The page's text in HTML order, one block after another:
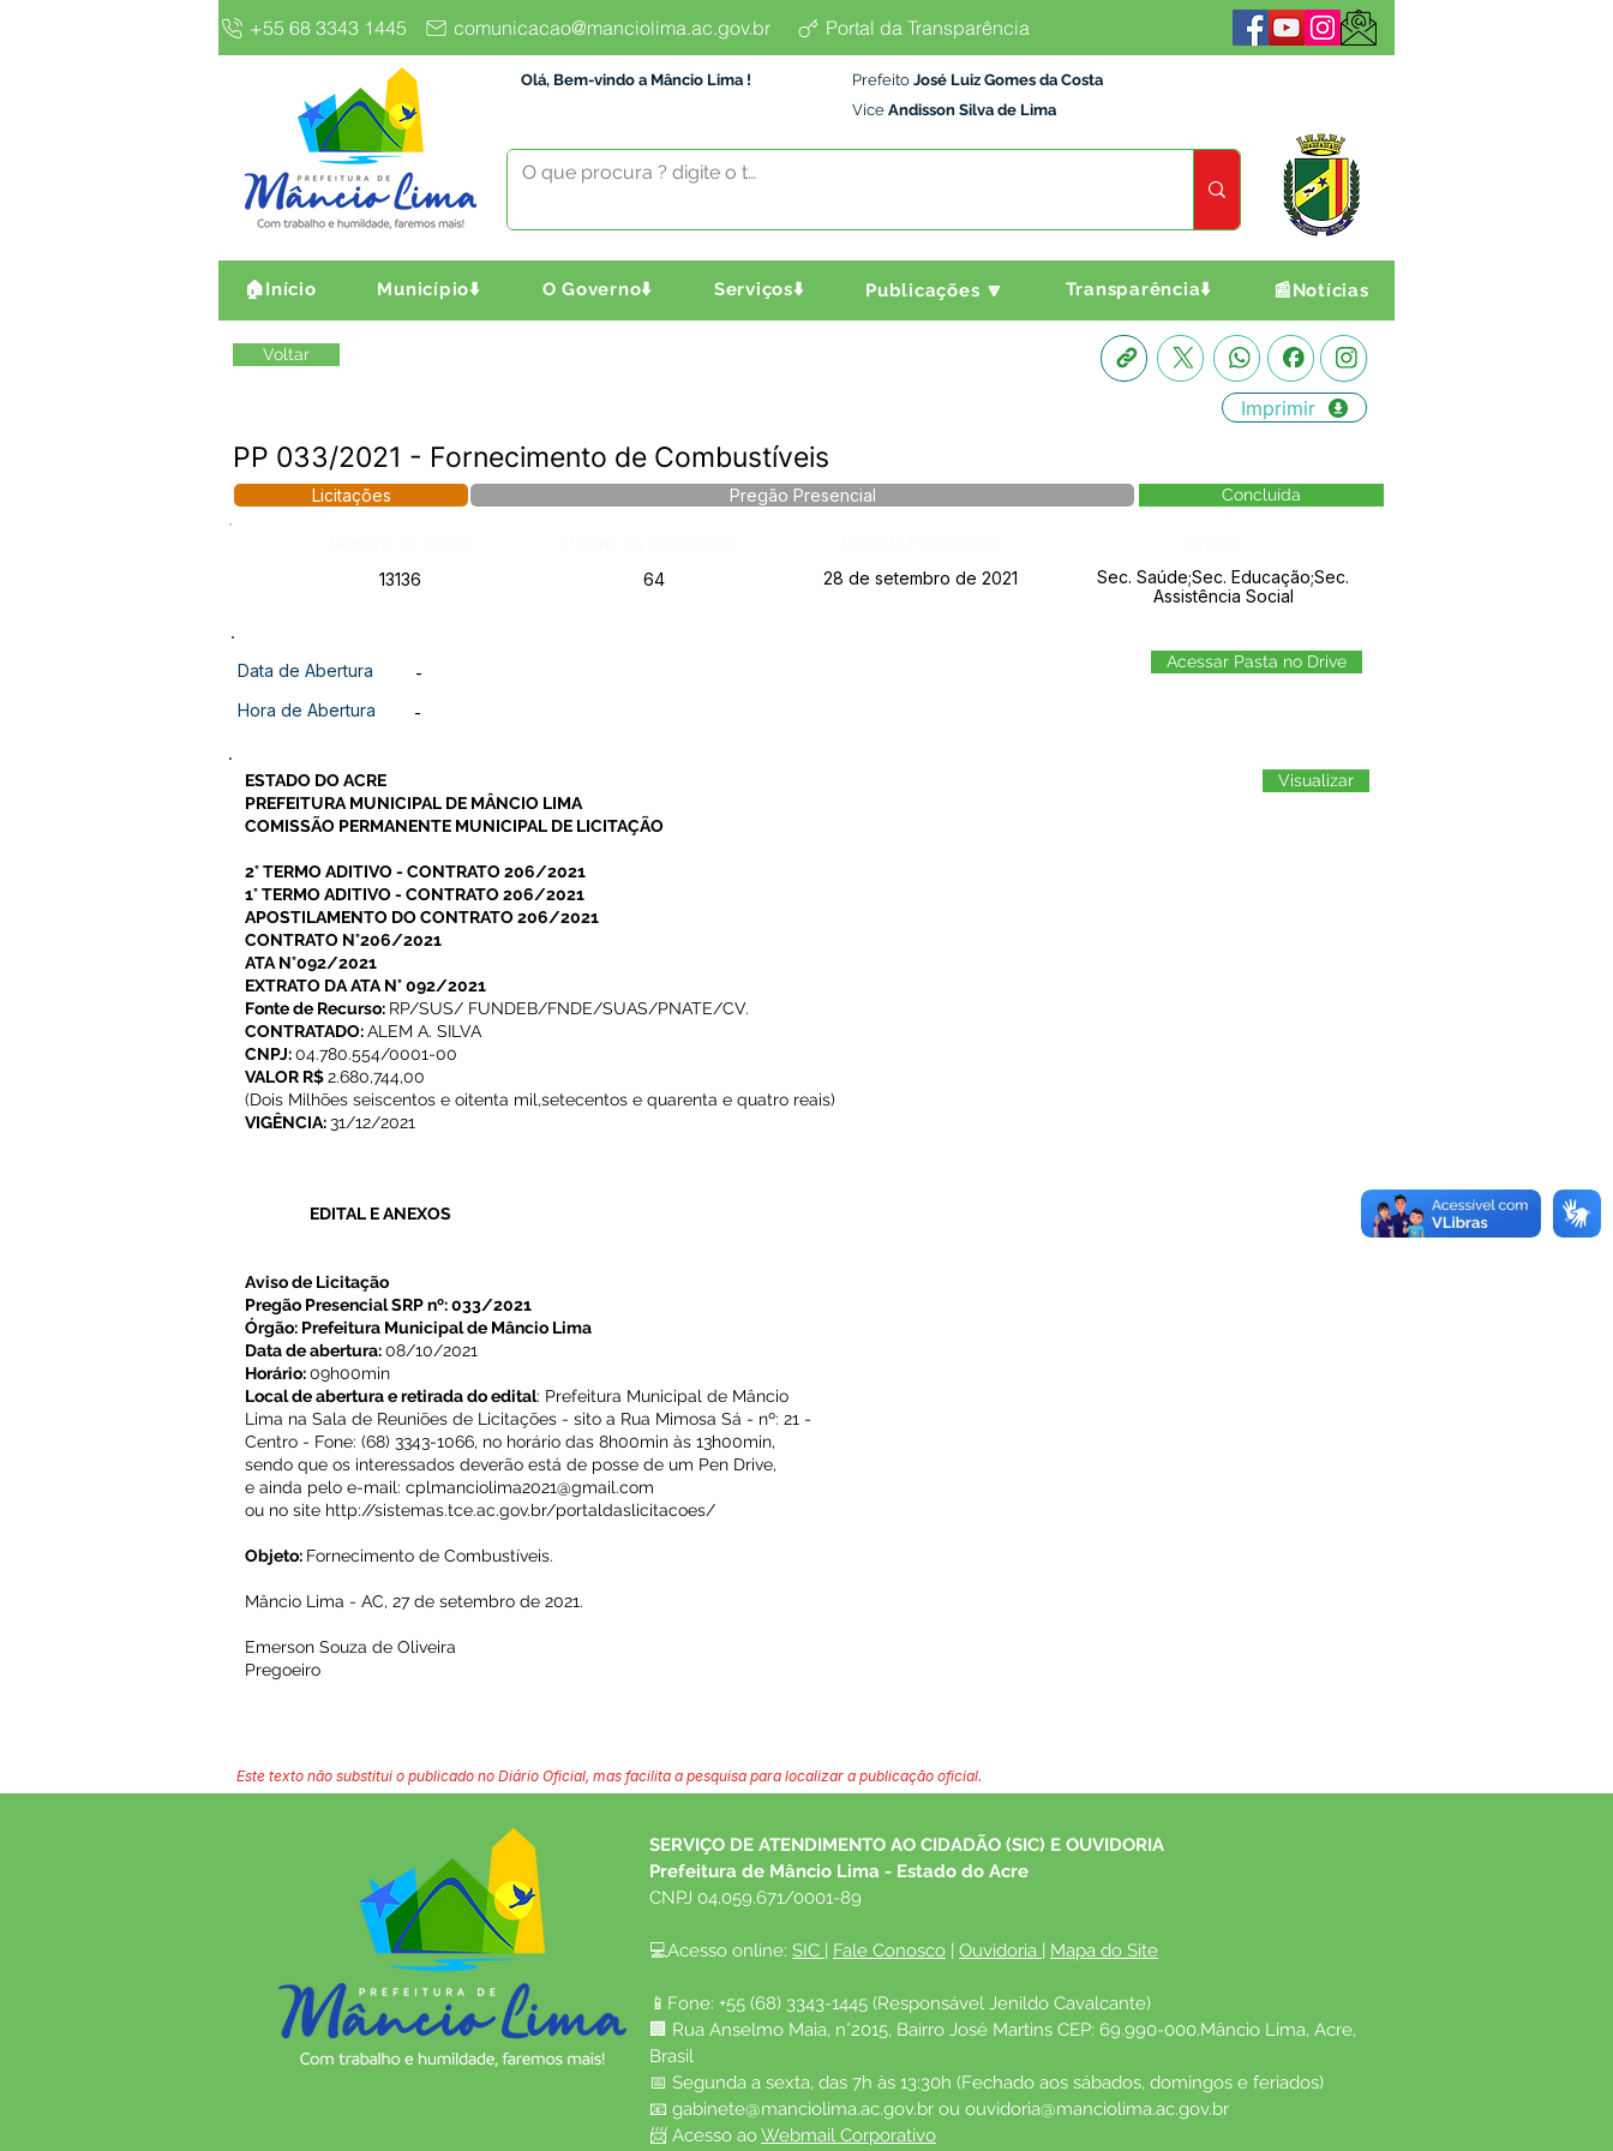
+55 68 3343 1445 comunicacao@manciolima.ac.gov.br Portal da Transparência
Olá, Bem-vindo a Mâncio Lima ! Prefeito José Luiz Gomes da Costa
Vice Andisson Silva de Lima
🏠Início Município⬇️ O Governo⬇️ Serviços⬇️ Publicações 🔽 Transparência⬇️ 📰Notícias
Voltar
Imprimir
PP 033/2021 - Fornecimento de Combustíveis
Licitações Pregão Presencial Concluída
13136
64 28 de setembro de 2021
Sec. Saúde;Sec. Educação;Sec.
Assistência Social
Data de Abertura
-
Hora de Abertura
-
Acessar Pasta no Drive
ESTADO DO ACRE
PREFEITURA MUNICIPAL DE MÂNCIO LIMA
COMISSÃO PERMANENTE MUNICIPAL DE LICITAÇÃO
2° TERMO ADITIVO - CONTRATO 206/2021
1° TERMO ADITIVO - CONTRATO 206/2021
APOSTILAMENTO DO CONTRATO 206/2021
CONTRATO N°206/2021
ATA N°092/2021
EXTRATO DA ATA N° 092/2021
Fonte de Recurso: RP/SUS/ FUNDEB/FNDE/SUAS/PNATE/CV.
CONTRATADO:ALEM A. SILVA
CNPJ:04.780.554/0001-00
VALOR R$2.680,744,00
(Dois Milhões seiscentos e oitenta mil,setecentos e quarenta e quatro reais)
VIGÊNCIA:31/12/2021
EDITAL E ANEXOS
Aviso de Licitação
Pregão Presencial SRP nº: 033/2021
Órgão: Prefeitura Municipal de Mâncio Lima
Data de abertura:08/10/2021
Horário:09h00min
Local de abertura e retirada do edital: Prefeitura Municipal de Mâncio
Lima na Sala de Reuniões de Licitações - sito a Rua Mimosa Sá - nº: 21 -
Centro - Fone: (68) 3343-1066, no horário das 8h00min às 13h00min,
sendo que os interessados deverão está de posse de um Pen Drive,
e ainda pelo e-mail: cplmanciolima2021@gmail.com
ou no site http://sistemas.tce.ac.gov.br/portaldaslicitacoes/
Objeto: Fornecimento de Combustíveis.
Mâncio Lima - AC, 27 de setembro de 2021.
Emerson Souza de Oliveira
Pregoeiro
Visualizar
Este texto não substitui o publicado no Diário Oficial, mas facilita a pesquisa para localizar a publicação oficial.
SERVIÇO DE ATENDIMENTO AO CIDADÃO (SIC) E OUVIDORIA
Prefeitura de Mâncio Lima - Estado do Acre
CNPJ 04.059.671/0001-89
💻Acesso online: SIC | Fale Conosco | Ouvidoria | Mapa do Site
📱Fone: +55 (68) 3343-1445 (Responsável Jenildo Cavalcante)
🏢 Rua Anselmo Maia, n°2015, Bairro José Martins CEP: 69.990-000.Mâncio Lima, Acre,
Brasil
📅 Segunda a sexta, das 7h às 13:30h (Fechado aos sábados, domingos e feriados)
📧 gabinete@manciolima.ac.gov.br ou ouvidoria@manciolima.ac.gov.br
📨 Acesso ao Webmail Corporativo